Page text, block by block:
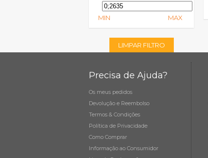
MIN MAX
LIMPAR FILTRO
Precisa de Ajuda?
Os meus pedidos
Devolução e Reembolso
Termos & Condições
Política de Privacidade
Como Comprar
Informação ao Consumidor